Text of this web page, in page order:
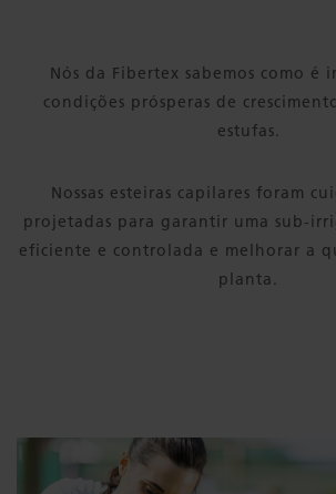
Nós da Fibertex sabemos como é
condições prósperas de
estufas.
Nossas esteiras capilares foram
projetadas para garantir uma sub-
eficiente e controlada e melhorar a
planta.